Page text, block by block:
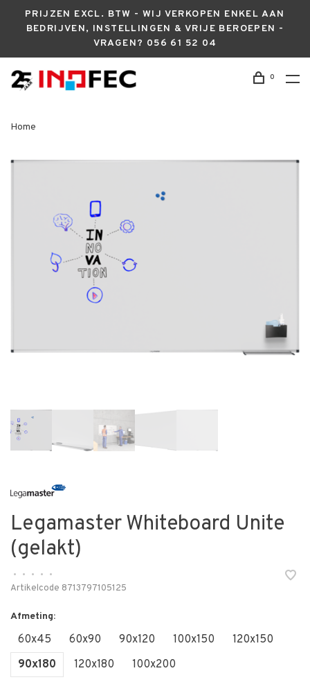
PRIJZEN EXCL. BTW - WIJ VERKOPEN ENKEL AAN
BEDRIJVEN, INSTELLINGEN & VRIJE BEROEPEN -
VRAGEN? 056 61 52 04
0
Home
Legamaster Whiteboard Unite
(gelakt)
• • • •
•
Artikelcode 8713797105125
Afmeting:
60x45 60x90 90x120 100x150
120x150
90x180
120x180 100x200